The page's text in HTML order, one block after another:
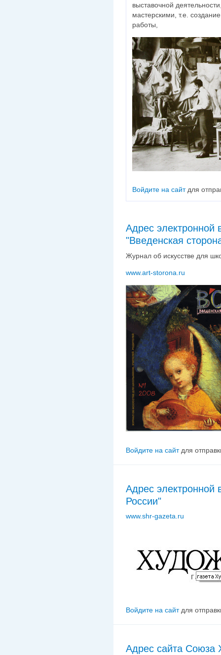
выставочной
мастерскими, т.е.
работы,
Войдите на сайтдля
Адрес электронной
"Введенская
Журнал об искусстве для
www.art-storona.ru
Войдите на сайтдля
Адрес электронной
России"
www.shr-gazeta.ru
Войдите на сайтдля
Адрес сайта Союза